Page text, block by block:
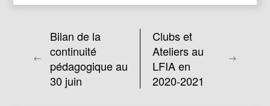
Bilan de la
continuité
pédagogique au
30 juin
Clubs et
Ateliers au
LFIA en
2020-2021